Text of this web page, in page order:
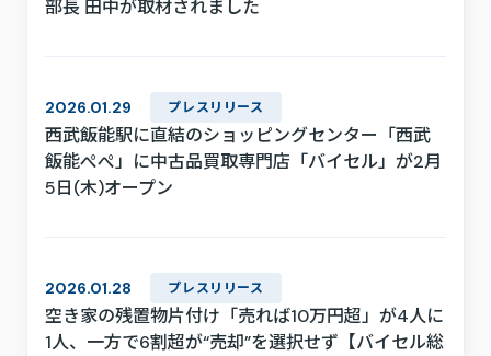
部長 田中が取材されました
2026.01.29 プレスリリース
西武飯能駅に直結のショッピングセンター「西武
飯能ぺぺ」に中古品買取専門店「バイセル」が2月
5日(木)オープン
2026.01.28 プレスリリース
空き家の残置物片付け「売れば10万円超」が4人に
1人、一方で6割超が“売却”を選択せず【バイセル総